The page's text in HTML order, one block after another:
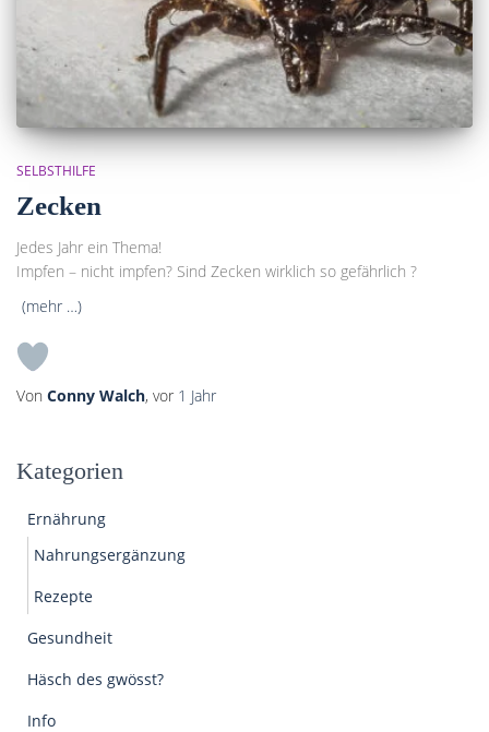
SELBSTHILFE
Zecken
Jedes Jahr ein Thema!
Impfen – nicht impfen? Sind Zecken wirklich so gefährlich ?
(mehr …)
Von Conny Walch, vor 1 Jahr
Kategorien
Ernährung
Nahrungsergänzung
Rezepte
Gesundheit
Häsch des gwösst?
Info